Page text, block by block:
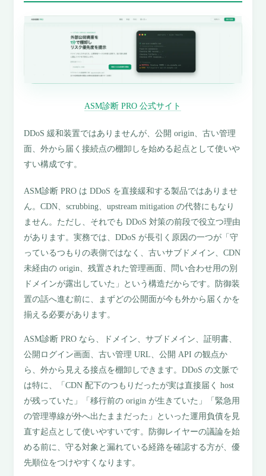
ASM診断 PRO 公式サイト
DDoS 緩和装置ではありませんが、公開 origin、古い管理
面、外から届く接続点の棚卸しを始める起点として使いや
すい構成です。
ASM診断 PRO は DDoS を直接緩和する製品ではありませ
ん。CDN、scrubbing、upstream mitigation の代替にもなり
ません。ただし、それでも DDoS 対策の前段で役立つ理由
があります。実務では、DDoS が長引く原因の一つが「守
っているつもりの表側ではなく、古いサブドメイン、CDN
未経由の origin、残置された管理画面、問い合わせ用の別
ドメインが露出していた」という構造だからです。防御装
置の話へ進む前に、まずどの公開面が今も外から届くかを
揃える必要があります。
ASM診断 PRO なら、ドメイン、サブドメイン、証明書、
公開ログイン画面、古い管理 URL、公開 API の観点か
ら、外から見える接点を棚卸しできます。DDoS の文脈で
は特に、「CDN 配下のつもりだったが実は直接届く host
が残っていた」「移行前の origin が生きていた」「緊急用
の管理導線が外へ出たままだった」といった運用負債を見
直す起点として使いやすいです。防御レイヤーの議論を始
める前に、守る対象と漏れている経路を確認する方が、優
先順位をつけやすくなります。